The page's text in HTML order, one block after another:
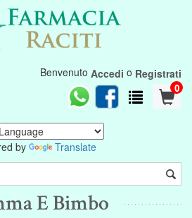
Benvenuto Accedi o Registrati
0
by Translate
E Bimbo